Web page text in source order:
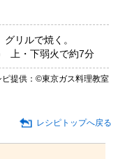
リルで焼く。
上・下弱火で約7分
ピ提供：©東京ガス料理教室
レシピトップへ戻る